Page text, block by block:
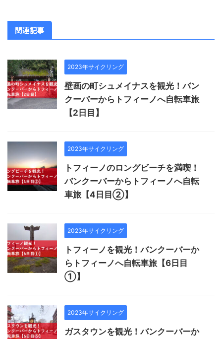
関連記事
2023年サイクリング
壁画の町シュメイナスを観光！バン
クーバーからトフィーノへ自転車旅
【2日目】
2023年サイクリング
トフィーノのロングビーチを満喫！
バンクーバーからトフィーノへ自転
車旅【4日目②】
2023年サイクリング
トフィーノを観光！バンクーバーか
らトフィーノへ自転車旅【6日目
①】
2023年サイクリング
ガスタウンを観光！バンクーバーか